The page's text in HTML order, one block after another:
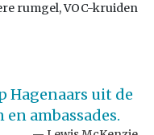
rumgel, VOC-kruiden
Hagenaars uit de
ambassades.